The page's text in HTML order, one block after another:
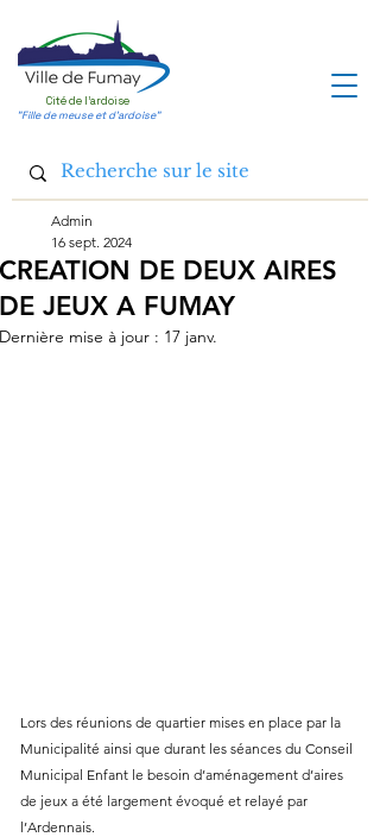
Cité de l'ardoise
"Fille de meuse et d'ardoise"
CREATION DE DEUX AIRES
DE JEUX A FUMAY
Admin
16 sept. 2024
Dernière mise à jour : 17 janv.
Lors des réunions de quartier mises en place par la
Municipalité ainsi que durant les séances du Conseil
Municipal Enfant le besoin d’aménagement d’aires
de jeux a été largement évoqué et relayé par
l’Ardennais.